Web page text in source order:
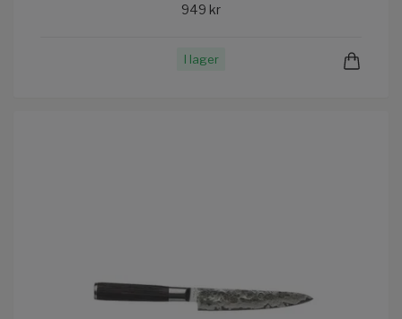
949 kr
I lager